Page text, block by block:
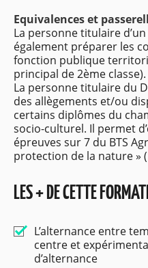
Equivalences et
La personne titulaire d’un
également préparer les
fonction publique
principal de 2ème classe).
La personne titulaire du
des allègements et/ou
certains diplômes du
socio-culturel. Il permet
épreuves sur 7 du BTS
protection de la nature »
LES + DE CETTE
L’alternance entre
centre et
d’alternance